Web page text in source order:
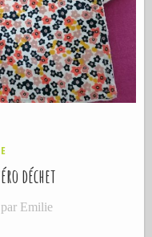
déchet
par Emilie